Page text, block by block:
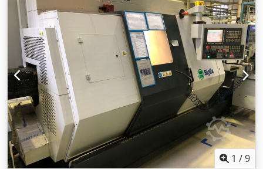
на отвора на шпиндела: Ø49 мм Dodpfxozlfqvs Adpjkr
Максимална скорост на въртене: ±3500 об./мин. Дигитално
отчитане.
1 /9